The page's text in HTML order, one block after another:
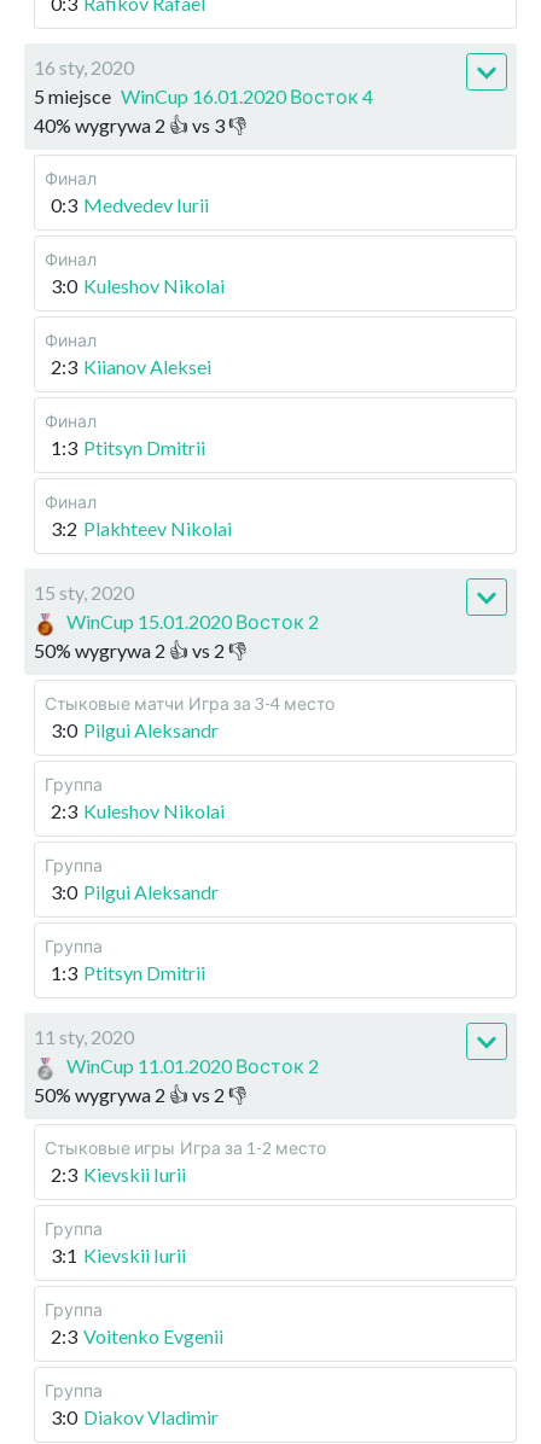
16 sty, 2020
5 miejsce WinCup 16.01.2020 Восток 4
40% wygrywa 2 👍 vs 3👎
Финал
0:3 Medvedev Iurii
Финал
3:0 Kuleshov Nikolai
Финал
2:3 Kiianov Aleksei
Финал
1:3 Ptitsyn Dmitrii
Финал
3:2 Plakhteev Nikolai
15 sty, 2020
WinCup 15.01.2020 Восток 2
50% wygrywa 2 👍 vs 2 👎
Стыковые матчи Игра за 3-4 место
3:0 Pilgui Aleksandr
Группа
2:3 Kuleshov Nikolai
Группа
3:0 Pilgui Aleksandr
Группа
1:3 Ptitsyn Dmitrii
11 sty, 2020
WinCup 11.01.2020 Восток 2
50% wygrywa 2 👍 vs 2 👎
Стыковые игры Игра за 1-2 место
2:3 Kievskii Iurii
Группа
3:1 Kievskii Iurii
Группа
2:3 Voitenko Evgenii
Группа
3:0 Diakov Vladimir